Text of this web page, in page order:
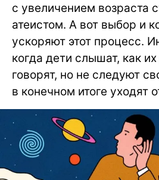
с увеличением возраста
атеистом. А вот выбор и
ускоряют этот процесс.
когда дети слышат, как
говорят, но не следуют
в конечном итоге уходят